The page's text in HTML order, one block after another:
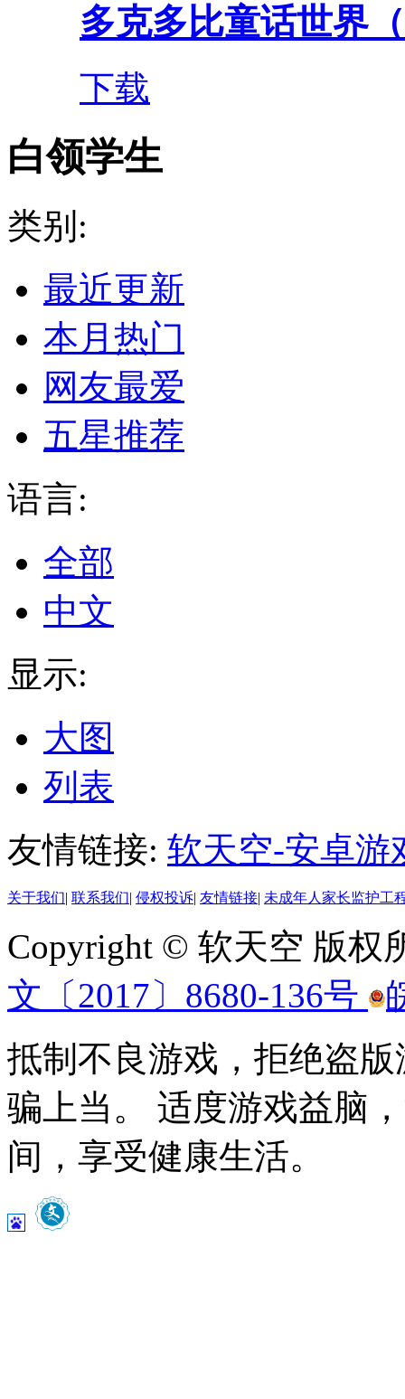
多克多比童话世界
下载
白领学生
类别:
最近更新
本月热门
网友最爱
五星推荐
语言:
全部
中文
显示:
大图
列表
友情链接: 软天空-安卓游
关于我们| 联系我们| 侵权投诉| 友情链接| 未成年人家长监护工
Copyright © 软天空 版权
文〔2017〕8680-136号
抵制不良游戏，拒绝盗
骗上当。 适度游戏益脑
间，享受健康生活。